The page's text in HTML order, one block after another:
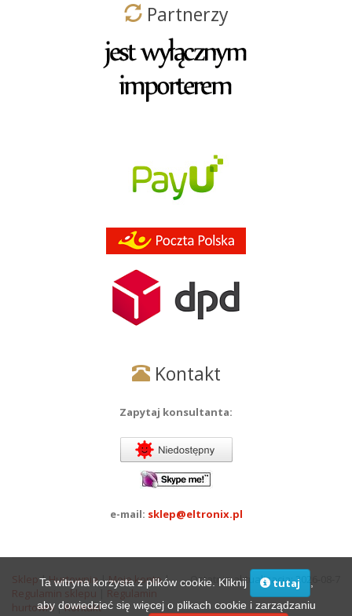
Partnerzy
Kontakt
Zapytaj konsultanta:
e-mail: sklep@eltronix.pl
Ostatnia aktualizacja: 2026-08-7
Sklep |Hurtownia|Moje konto|
Regulamin sklepu
Regulamin
hurtowni|Kontakt
Ta witryna korzysta z plików cookie. Kliknij tutaj
aby dowiedzieć się więcej o plikach cookie i zarządzaniu